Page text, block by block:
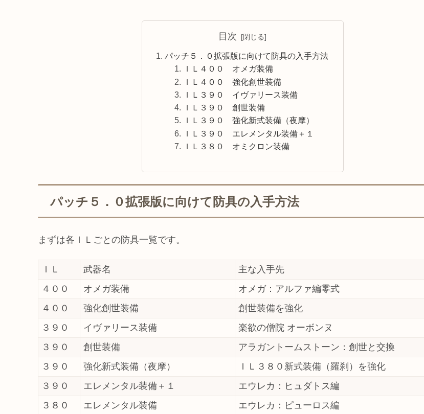
目次
パッチ５．０拡張版に向けて防具の入手方法
ＩＬ４００ オメガ装備
ＩＬ４００ 強化創世装備
ＩＬ３９０ イヴァリース装備
ＩＬ３９０ 創世装備
ＩＬ３９０ 強化新式装備（夜摩）
ＩＬ３９０ エレメンタル装備＋１
ＩＬ３８０ オミクロン装備
パッチ５．０拡張版に向けて防具の入手方法
まずは各ＩＬごとの防具一覧です。
ＩＬ 武器名
主な入手先
４００
オメガ装備
オメガ：アルファ編零式
４００
強化創世装備
創世装備を強化
３９０
イヴァリース装備
楽欲の僧院 オーボンヌ
３９０
創世装備
アラガントームストーン：創世と交換
３９０
強化新式装備（夜摩）
ＩＬ３８０新式装備（羅刹）を強化
３９０
エレメンタル装備＋１
エウレカ：ヒュダトス編
３８０
エレメンタル装備
エウレカ：ピューロス編